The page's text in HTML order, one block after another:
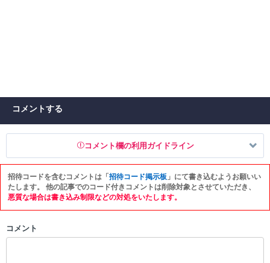
コメントする
コメント欄の利用ガイドライン
以下の書き込みを禁止とし、場合によってはコメント削除や書き込み制
限を行う可能性がございます。 あらかじめご了承ください。
・スパムなど、記事内容と関係のない投稿
・誰かになりすます行為
招待コードを含むコメントは「招待コード掲示板 」にて書き込むようお願いい
たします。 他の記事でのコード付きコメントは削除対象とさせていただき、
悪質な場合は書き込み制限などの対処をいたします。
コメント